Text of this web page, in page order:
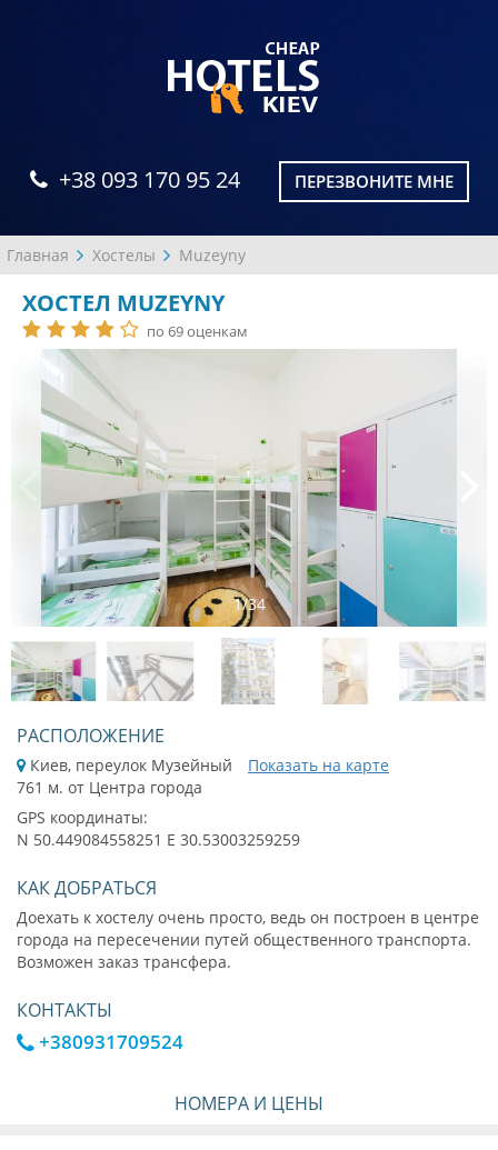
+38 093 170 95 24 ПЕРЕЗВОНИТЕ МНЕ
Главная Хостелы Muzeyny
ХОСТЕЛ MUZEYNY
по 69 оценкам
1/34
РАСПОЛОЖЕНИЕ
Киев, переулок Музейный
Показать на карте
761 м. от Центра города
GPS координаты:
N 50.449084558251 E 30.53003259259
КАК ДОБРАТЬСЯ
Доехать к хостелу очень просто, ведь он построен в центре
города на пересечении путей общественного транспорта.
Возможен заказ трансфера.
КОНТАКТЫ
+380931709524
НОМЕРА И ЦЕНЫ